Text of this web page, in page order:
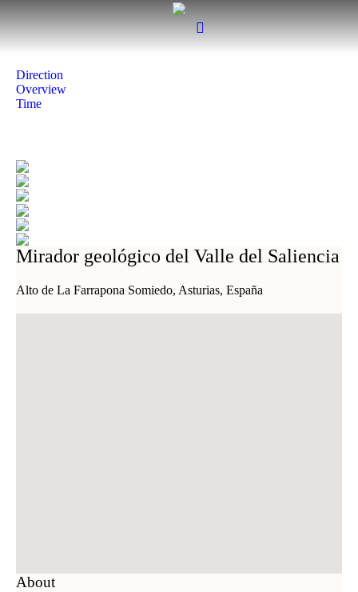
Direction
Overview
Time
Mirador geológico del Valle del Saliencia
Alto de La Farrapona Somiedo, Asturias, España
About